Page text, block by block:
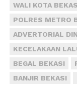
WALI KOTA
POLRES METRO
ADVERTORIAL
KECELAKAAN
BEGAL BEKASI
BANJIR BEKASI